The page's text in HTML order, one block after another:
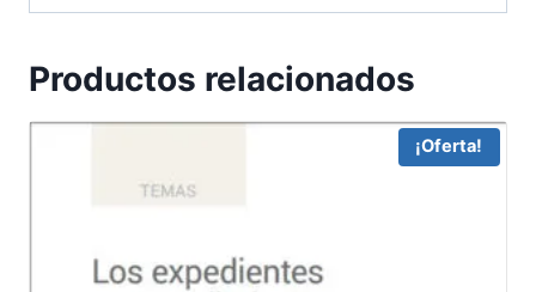
Productos relacionados
¡Oferta!